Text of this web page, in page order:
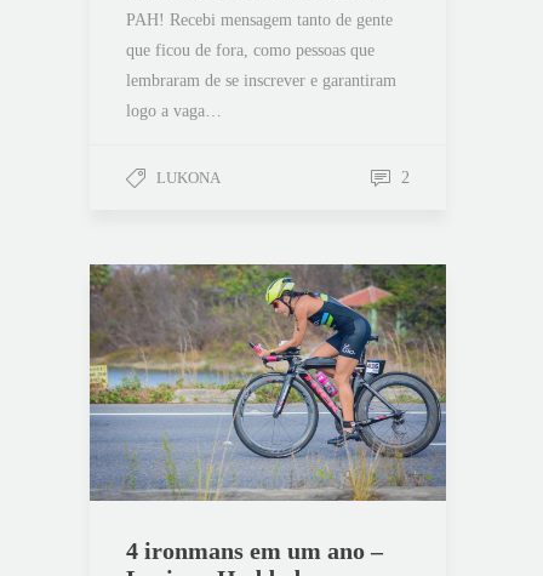
PAH! Recebi mensagem tanto de gente
que ficou de fora, como pessoas que
lembraram de se inscrever e garantiram
logo a vaga…
LUKONA 2
4 ironmans em um ano –